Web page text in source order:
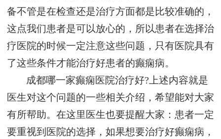
备不管是在检查还是治疗方面都是比较准确的，
这点我们患者是可以放心的，所以患者在选择治
疗医院的时候一定注意这些问题，只有医院具有
了这些条件才能治疗好患者的癫痫病。
成都哪一家癫痫医院治疗好?上述内容就是
医生对这个问题的一些相关介绍，希望能对大家
有所帮助。在这里医生也要提醒大家：患者一定
要重视到医院的选择，如果想要治疗好癫痫病，